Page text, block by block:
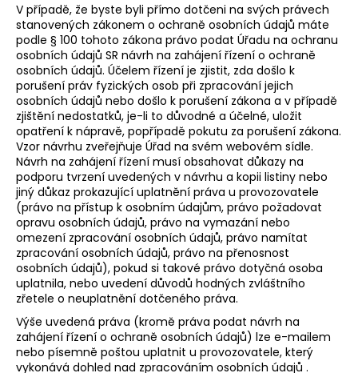
V případě, že byste byli přímo dotčeni na svých právech
stanovených zákonem o ochraně osobních údajů máte
podle § 100 tohoto zákona právo podat Úřadu na ochranu
osobních údajů SR návrh na zahájení řízení o ochraně
osobních údajů. Účelem řízení je zjistit, zda došlo k
porušení práv fyzických osob při zpracování jejich
osobních údajů nebo došlo k porušení zákona a v případě
zjištění nedostatků, je-li to důvodné a účelné, uložit
opatření k nápravě, popřípadě pokutu za porušení zákona.
Vzor návrhu zveřejňuje Úřad na svém webovém sídle.
Návrh na zahájení řízení musí obsahovat důkazy na
podporu tvrzení uvedených v návrhu a kopii listiny nebo
jiný důkaz prokazující uplatnění práva u provozovatele
(právo na přístup k osobním údajům, právo požadovat
opravu osobních údajů, právo na vymazání nebo
omezení zpracování osobních údajů, právo namítat
zpracování osobních údajů, právo na přenosnost
osobních údajů), pokud si takové právo dotyčná osoba
uplatnila, nebo uvedení důvodů hodných zvláštního
zřetele o neuplatnění dotčeného práva.
Výše uvedená práva (kromě práva podat návrh na
zahájení řízení o ochraně osobních údajů) lze e-mailem
nebo písemně poštou uplatnit u provozovatele, který
vykonává dohled nad zpracováním osobních údajů .